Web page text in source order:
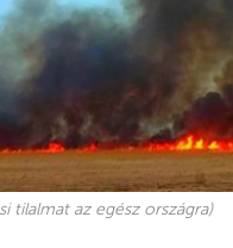
tilalmat az egész országra)